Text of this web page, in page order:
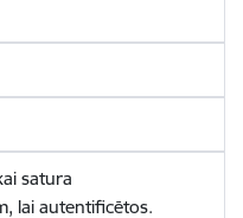
satura
lai autentificētos.